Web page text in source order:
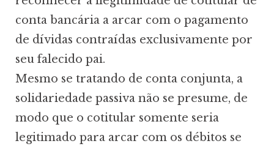
conta bancária a arcar com o pagamento
de dívidas contraídas exclusivamente por
seu falecido pai.
Mesmo se tratando de conta conjunta, a
solidariedade passiva não se presume, de
modo que o cotitular somente seria
legitimado para arcar com os débitos se